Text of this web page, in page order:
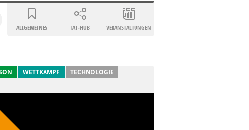
ALLGEMEINES IAT-HUB VERANSTALTUNGEN
WETTKAMPF TECHNOLOGIE